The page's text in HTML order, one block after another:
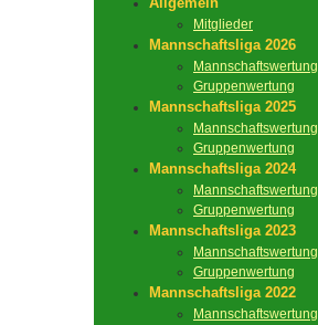
Mitglieder
Mannschaftsliga 2026
Mannschaftswertung
Gruppenwertung
Mannschaftsliga 2025
Mannschaftswertung
Gruppenwertung
Mannschaftsliga 2024
Mannschaftswertung
Gruppenwertung
Mannschaftsliga 2023
Mannschaftswertung
Gruppenwertung
Mannschaftsliga 2022
Mannschaftswertung